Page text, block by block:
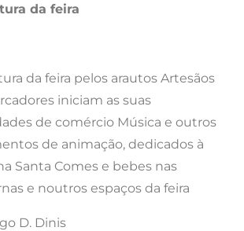
da feira
da feira pelos arautos Artesãos
iniciam as suas
de comércio Música e outros
de animação, dedicados à
Santa Comes e bebes nas
e noutros espaços da feira
D. Dinis